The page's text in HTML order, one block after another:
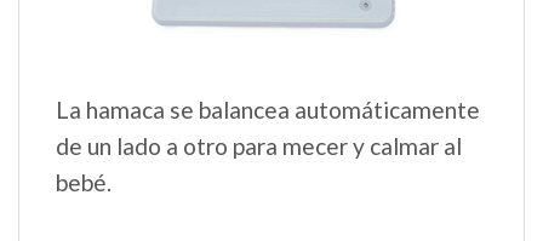
La hamaca se balancea automáticamente
de un lado a otro para mecer y calmar al
bebé.